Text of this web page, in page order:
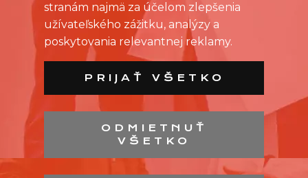
stranám najmä za účelom zlepšenia
užívateľského zážitku, analýzy a
poskytovania relevantnej reklamy.
PRIJAŤ VŠETKO
ODMIETNUŤ
VŠETKO